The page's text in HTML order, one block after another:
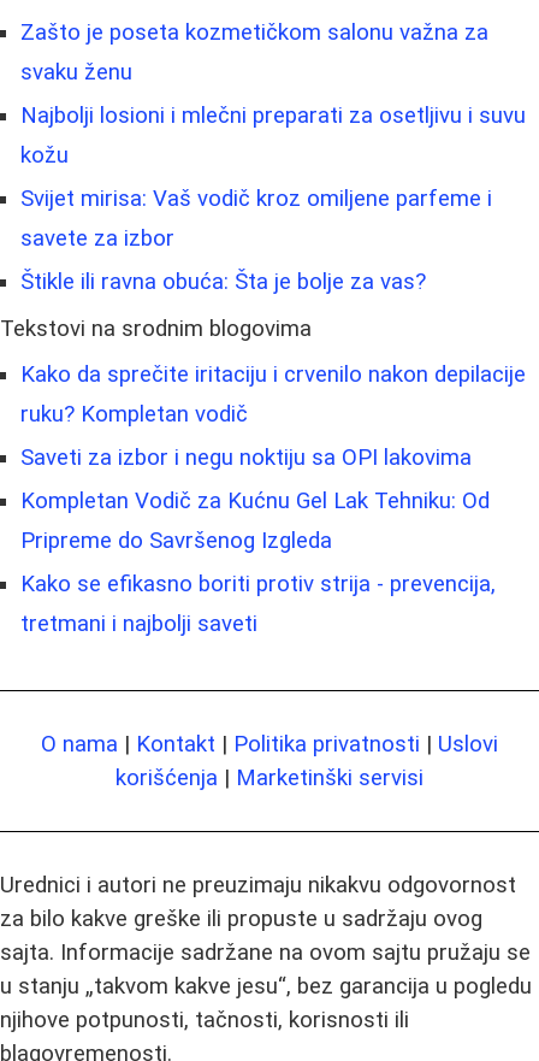
Zašto je poseta kozmetičkom salonu važna za
svaku ženu
Najbolji losioni i mlečni preparati za osetljivu i suvu
kožu
Svijet mirisa: Vaš vodič kroz omiljene parfeme i
savete za izbor
Štikle ili ravna obuća: Šta je bolje za vas?
Tekstovi na srodnim blogovima
Kako da sprečite iritaciju i crvenilo nakon depilacije
ruku? Kompletan vodič
Saveti za izbor i negu noktiju sa OPI lakovima
Kompletan Vodič za Kućnu Gel Lak Tehniku: Od
Pripreme do Savršenog Izgleda
Kako se efikasno boriti protiv strija - prevencija,
tretmani i najbolji saveti
O nama | Kontakt | Politika privatnosti | Uslovi
korišćenja | Marketinški servisi
Urednici i autori ne preuzimaju nikakvu odgovornost
za bilo kakve greške ili propuste u sadržaju ovog
sajta. Informacije sadržane na ovom sajtu pružaju se
u stanju „takvom kakve jesu“, bez garancija u pogledu
njihove potpunosti, tačnosti, korisnosti ili
blagovremenosti.